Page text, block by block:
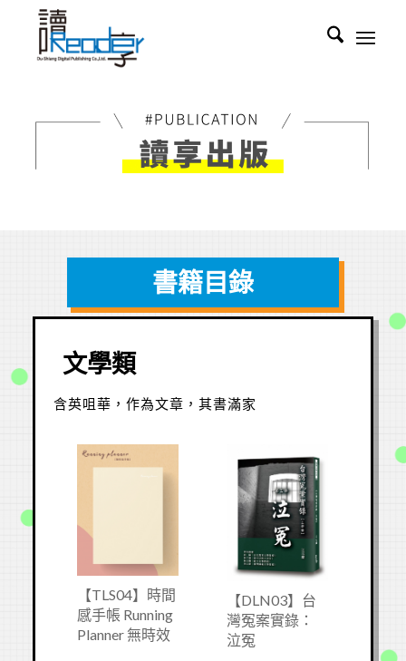
書籍目錄
文學類
含英咀華，作為文章，其書滿家
【TLS04】時間
感手帳 Running
Planner 無時效
【DLN03】台
灣冤案實錄：
泣冤